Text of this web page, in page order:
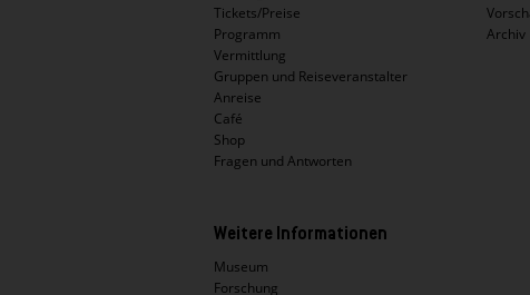
Tickets/Preise
Programm
Vermittlung
Gruppen und Reiseveranstalter
Anreise
Café
Shop
Fragen und Antworten
Archiv
Weitere Informationen
Museum
Forschung